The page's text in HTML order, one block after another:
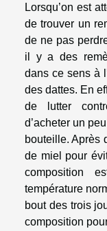
Lorsqu’on est
de trouver un
de ne pas
il y a des
dans ce sens à
des dattes. En
de lutter
d’acheter un
bouteille. Après
de miel pour
composition
température
bout des trois
composition